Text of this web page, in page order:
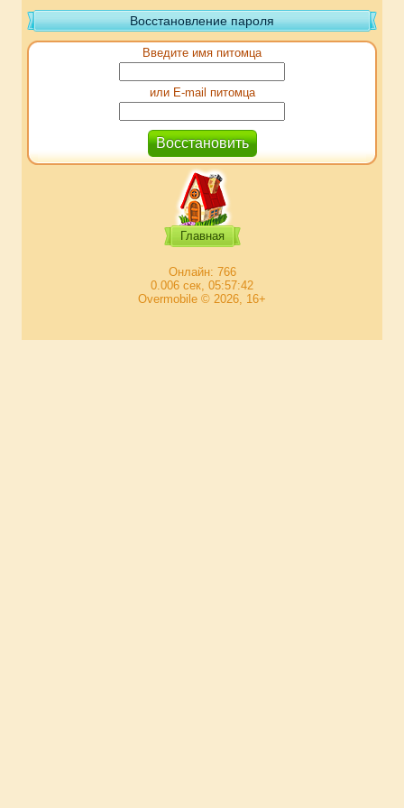
Восстановление пароля
Введите имя питомца
или E-mail питомца
Главная
Онлайн: 766
0.006 сек, 05:57:42
Overmobile © 2026, 16+